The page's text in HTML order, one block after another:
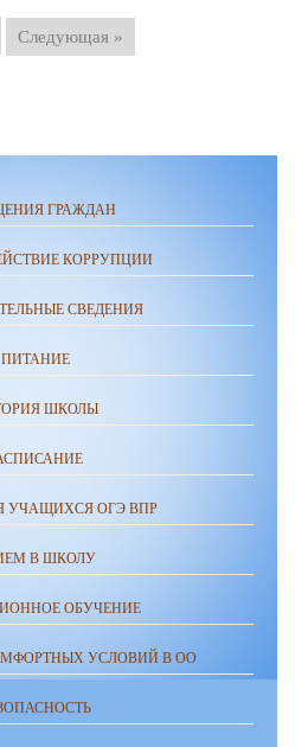
Следующая »
ГРАЖДАН
КОРРУПЦИИ
СВЕДЕНИЯ
ПИТАНИЕ
ШКОЛЫ
УЧАЩИХСЯ ОГЭ ВПР
В ШКОЛУ
ОБУЧЕНИЕ
УСЛОВИЙ В ОО